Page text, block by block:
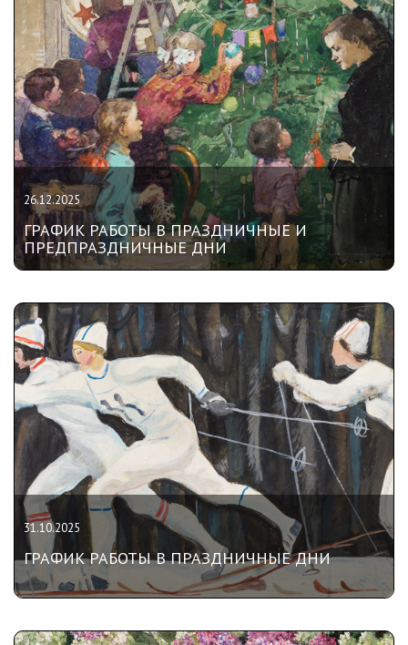
26.12.2025
ГРАФИК РАБОТЫ В ПРАЗДНИЧНЫЕ И
ПРЕДПРАЗДНИЧНЫЕ ДНИ
31.10.2025
ГРАФИК РАБОТЫ В ПРАЗДНИЧНЫЕ ДНИ